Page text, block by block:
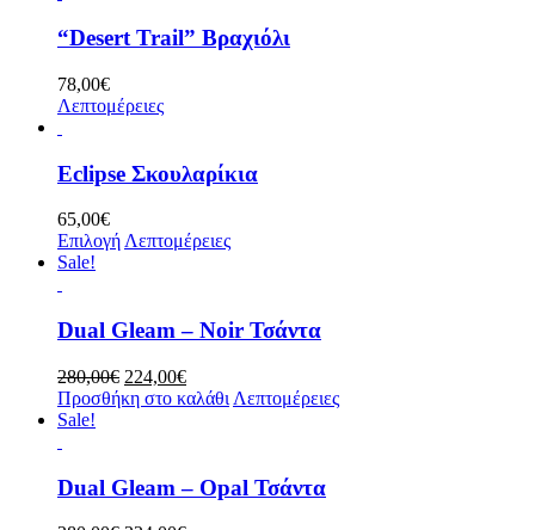
“Desert Trail” Βραχιόλι
78,00€
Λεπτομέρειες
Eclipse Σκουλαρίκια
65,00€
ΕπιλογήΛεπτομέρειες
Sale!
Dual Gleam – Noir Τσάντα
280,00€ Original
price
224,00€Η
τρέχουσα
Προσθήκη στο καλάθι Λεπτομέρειες
Sale!
Dual Gleam – Opal Τσάντα